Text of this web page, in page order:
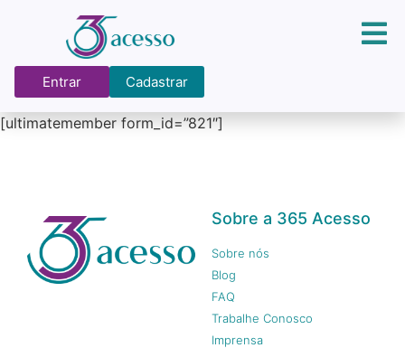
Entrar Cadastrar
[ultimatemember form_id=”821″]
Sobre a 365 Acesso
Sobre nós
Blog
FAQ
Trabalhe Conosco
Imprensa